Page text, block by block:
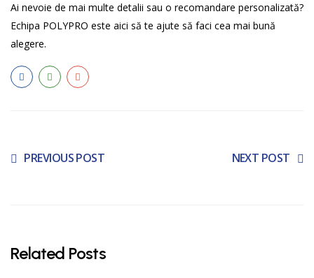
Ai nevoie de mai multe detalii sau o recomandare personalizată?
Echipa POLYPRO este aici să te ajute să faci cea mai bună
alegere.
PREVIOUS POST NEXT POST
Related Posts